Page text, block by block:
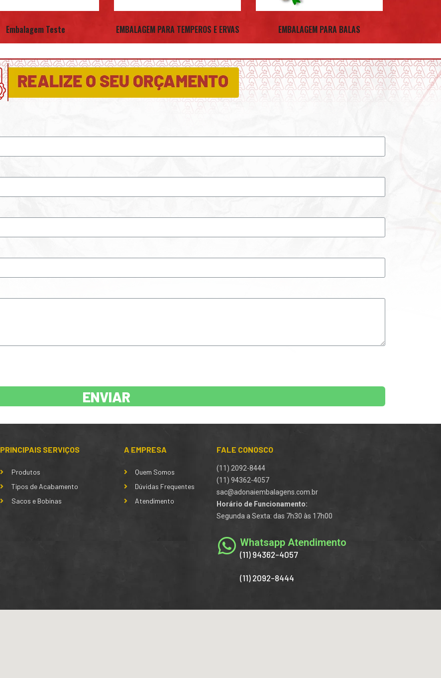
Embalagem Teste EMBALAGEM PARA TEMPEROS E ERVAS EMBALAGEM PARA BALAS
ENVIAR
PRINCIPAIS SERVIÇOS
Produtos
Tipos de Acabamento
Sacos e Bobinas
A EMPRESA
Quem Somos
Dúvidas Frequentes
Atendimento
FALE CONOSCO
(11) 2092-8444
(11) 94362-4057
sac@adonaiembalagens.com.br
Horário de Funcionamento:
Segunda a Sexta: das 7h30 às 17h00
Whatsapp Atendimento
(11) 94362-4057
(11) 2092-8444